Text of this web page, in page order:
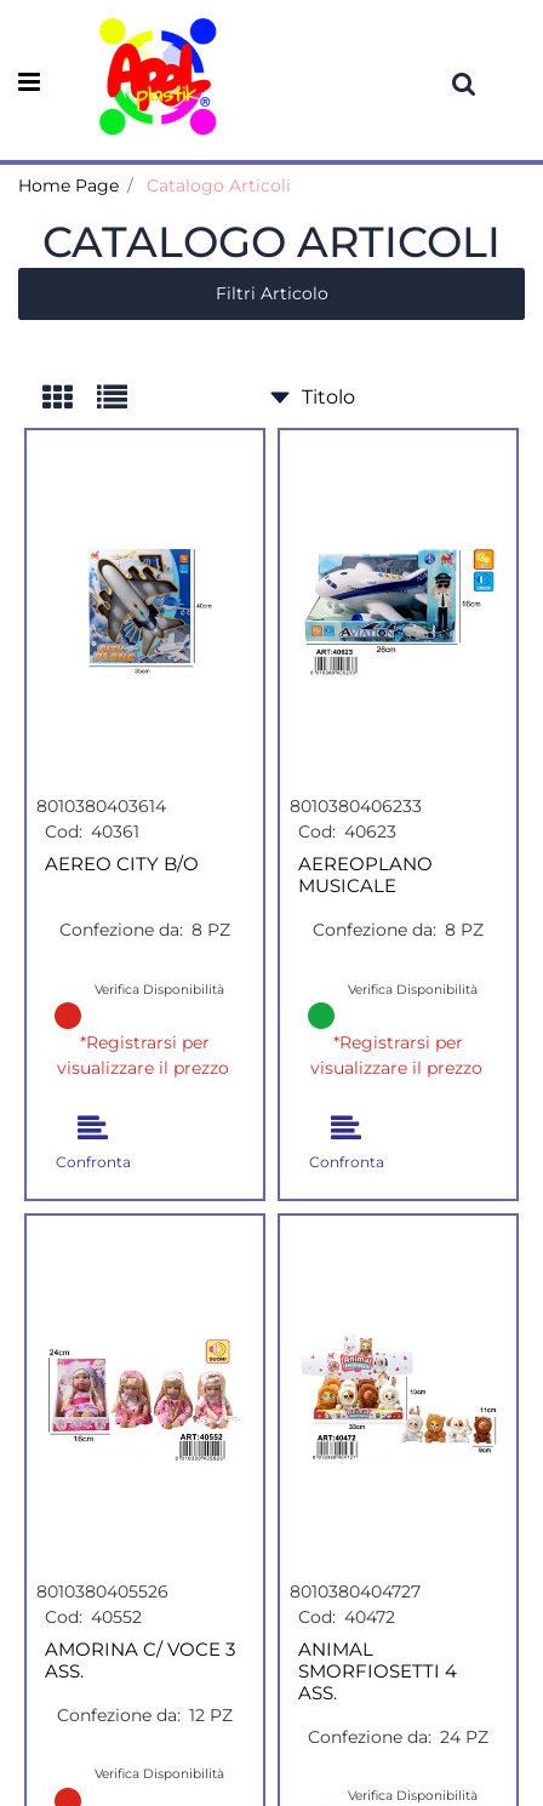
Open menu
Home Page Catalogo Articoli
CATALOGO ARTICOLI
Filtri Articolo
8010380403614
Cod: 40361
AEREO CITY B/O
Confezione da: 8 PZ
Verifica Disponibilità
*Registrarsi per
visualizzare il prezzo
Confronta
8010380406233
Cod: 40623
AEREOPLANO
MUSICALE
Confezione da: 8 PZ
Verifica Disponibilità
*Registrarsi per
visualizzare il prezzo
Confronta
8010380405526
Cod: 40552
AMORINA C/ VOCE 3
ASS.
Confezione da: 12 PZ
Verifica Disponibilità
8010380404727
Cod: 40472
ANIMAL
SMORFIOSETTI 4
ASS.
Confezione da: 24 PZ
Verifica Disponibilità